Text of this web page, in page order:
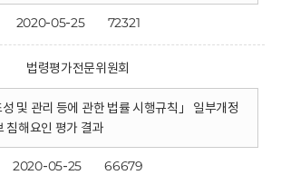
2020-05-25 72321
법령평가전문위원회
성 및 관리 등에 관한 법률 시행규칙」 일부개정
침해요인 평가 결과
2020-05-25 66679